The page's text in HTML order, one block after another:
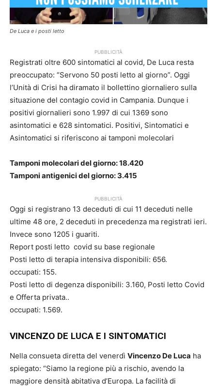
De Luca e i posti letto
PUBBLICITÀ
Registrati oltre 600 sintomatici al covid, De Luca resta
preoccupato: “Servono 50 posti letto al giorno”. Oggi
l’Unità di Crisi ha diramato il bollettino giornaliero sulla
situazione del contagio covid in Campania. Dunque i
positivi giornalieri sono 1.997 di cui 1369 sono
asintomatici e 628 sintomatici. Positivi, Sintomatici e
Asintomatici si riferiscono ai tamponi molecolari
Tamponi molecolari del giorno: 18.420
Tamponi antigenici del giorno: 3.415
PUBBLICITÀ
Oggi si registrano 13 deceduti di cui 11 deceduti nelle
ultime 48 ore, 2 deceduti in precedenza ma registrati ieri.
Invece sono 1205 i guariti.
Report posti letto covid su base regionale
Posti letto di terapia intensiva disponibili: 656.
occupati: 155.
Posti letto di degenza disponibili: 3.160, Posti letto Covid
e Offerta privata..
occupati: 1.569.
VINCENZO DE LUCA E I SINTOMATICI
Nella consueta diretta del venerdì Vincenzo De Luca ha
spiegato: “Siamo la regione più a rischio, avendo la
maggiore densità abitativa d’Europa. La facilità di